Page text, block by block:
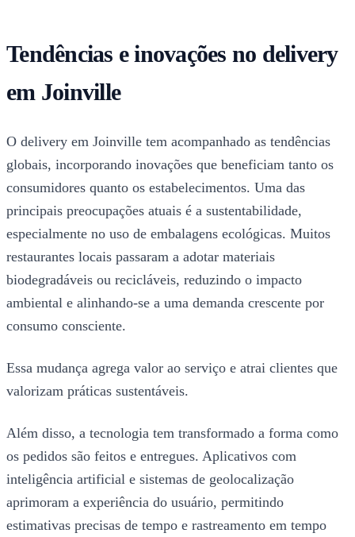
Tendências e inovações no delivery
em Joinville
O delivery em Joinville tem acompanhado as tendências
globais, incorporando inovações que beneficiam tanto os
consumidores quanto os estabelecimentos. Uma das
principais preocupações atuais é a sustentabilidade,
especialmente no uso de embalagens ecológicas. Muitos
restaurantes locais passaram a adotar materiais
biodegradáveis ou recicláveis, reduzindo o impacto
ambiental e alinhando-se a uma demanda crescente por
consumo consciente.
Essa mudança agrega valor ao serviço e atrai clientes que
valorizam práticas sustentáveis.
Além disso, a tecnologia tem transformado a forma como
os pedidos são feitos e entregues. Aplicativos com
inteligência artificial e sistemas de geolocalização
aprimoram a experiência do usuário, permitindo
estimativas precisas de tempo e rastreamento em tempo